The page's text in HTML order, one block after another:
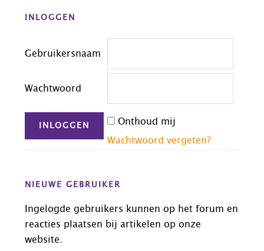
Before
INLOGGEN
Gebruikersnaam
Wachtwoord
Onthoud mij
Wachtwoord vergeten?
NIEUWE GEBRUIKER
Ingelogde gebruikers kunnen op het forum en
reacties plaatsen bij artikelen op onze
website.